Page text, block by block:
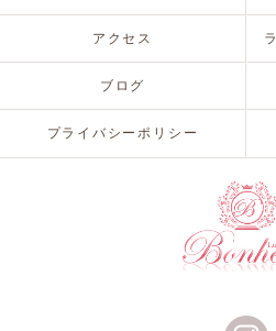
アクセス
ブログ
プライバシーポリシー